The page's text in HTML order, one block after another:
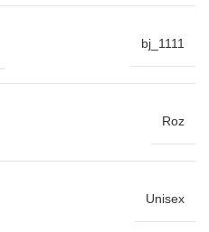
bj_1111
Roz
Unisex